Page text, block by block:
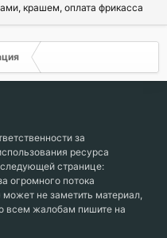
крашем, оплата фрикасса
за
ресурса
странице:
огромного потока
не заметить материал,
всем жалобам пишите на